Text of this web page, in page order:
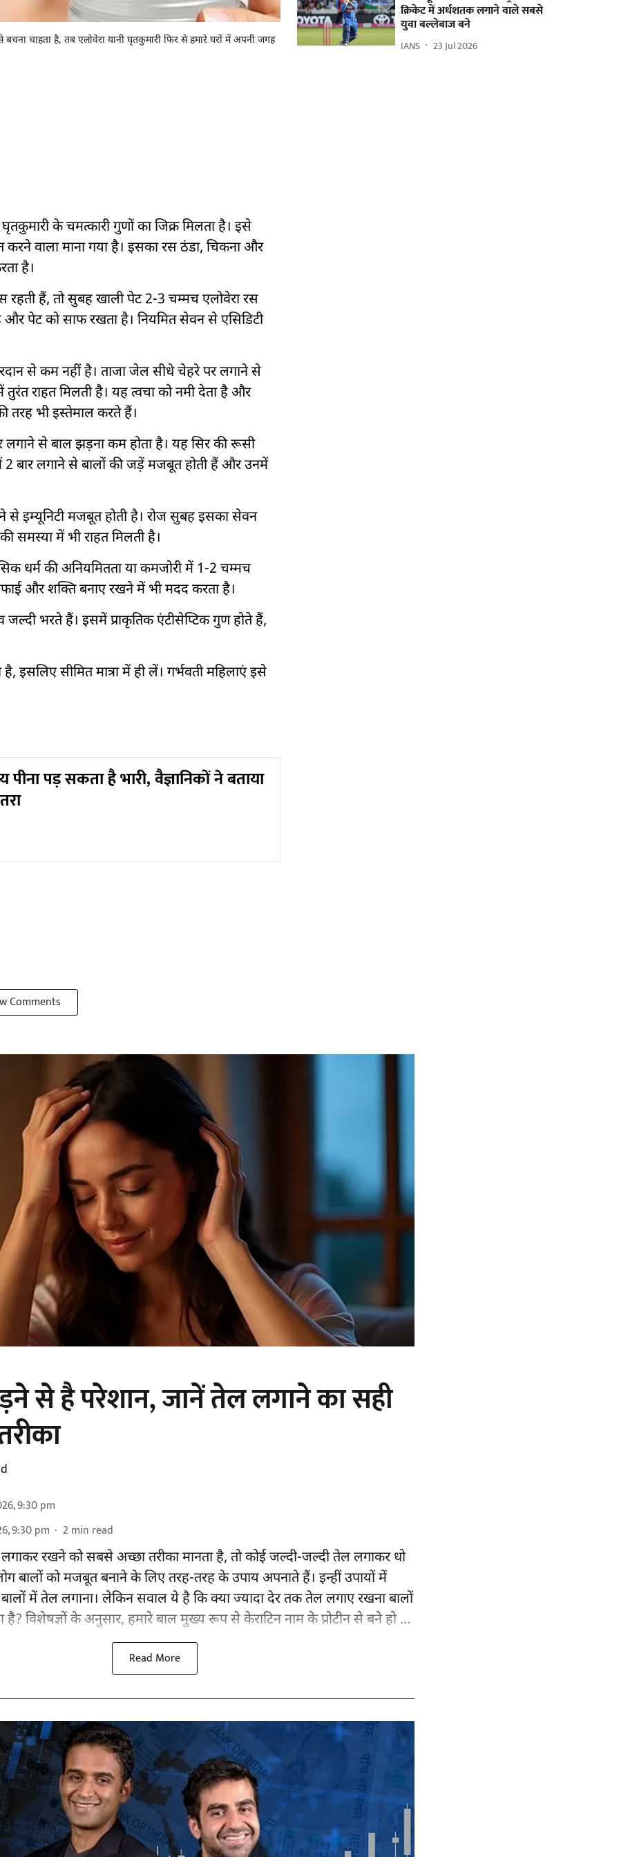
चाहता है, तब एलोवेरा यानी घृतकुमारी फिर से हमारे घरों में अपनी जगह
के चमत्कारी गुणों का जिक्र मिलता है। इसे
करने वाला माना गया है। इसका रस ठंडा, चिकना और
है।
हैं, तो सुबह खाली पेट 2-3 चम्मच एलोवेरा रस
पेट को साफ रखता है। नियमित सेवन से एसिडिटी
से कम नहीं है। ताजा जेल सीधे चेहरे पर लगाने से
राहत मिलती है। यह त्वचा को नमी देता है और
तरह भी इस्तेमाल करते हैं।
लगाने से बाल झड़ना कम होता है। यह सिर की रूसी
2 बार लगाने से बालों की जड़ें मजबूत होती हैं और उनमें
से इम्यूनिटी मजबूत होती है। रोज सुबह इसका सेवन
समस्या में भी राहत मिलती है।
धर्म की अनियमितता या कमजोरी में 1-2 चम्मच
और शक्ति बनाए रखने में भी मदद करता है।
भरते हैं। इसमें प्राकृतिक एंटीसेप्टिक गुण होते हैं,
इसलिए सीमित मात्रा में ही लें। गर्भवती महिलाएं इसे
पीना पड़ सकता है भारी, वैज्ञानिकों ने बताया
Comments
क्रिकेट में अर्धशतक लगाने वाले सबसे
युवा बल्लेबाज बने
IANS 23 Jul 2026
से है परेशान, जानें तेल लगाने का सही
9:30 pm
9:30 pm
2 min read
रखने को सबसे अच्छा तरीका मानता है, तो कोई जल्दी-जल्दी तेल लगाकर धो
बालों को मजबूत बनाने के लिए तरह-तरह के उपाय अपनाते हैं। इन्हीं उपायों में
में तेल लगाना। लेकिन सवाल ये है कि क्या ज्यादा देर तक तेल लगाए रखना बालों
विशेषज्ञों के अनुसार, हमारे बाल मुख्य रूप से केराटिन नाम के प्रोटीन से बने हो ...
Read More